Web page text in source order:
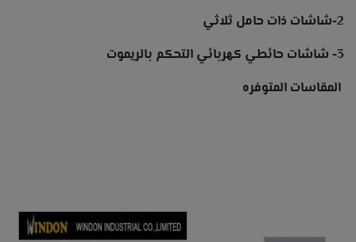
2-شاشات ذات حامل ثلاثي
3- شاشات حائطي كهربائي التحكم بالريموت
المقاسات المتوفره